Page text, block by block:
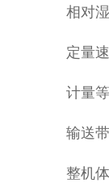
相对
定量
计量
输送
整机